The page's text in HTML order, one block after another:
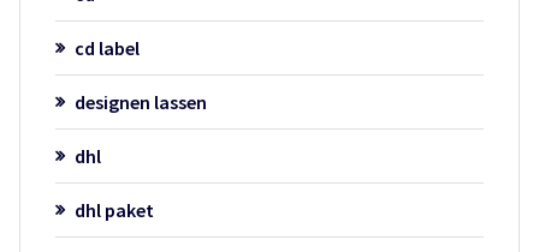
cd label
designen lassen
dhl
dhl paket